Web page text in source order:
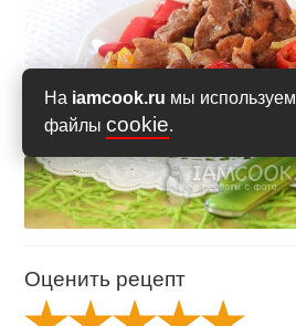
На iamcook.ru мы используем
файлы cookie.
Оценить рецепт